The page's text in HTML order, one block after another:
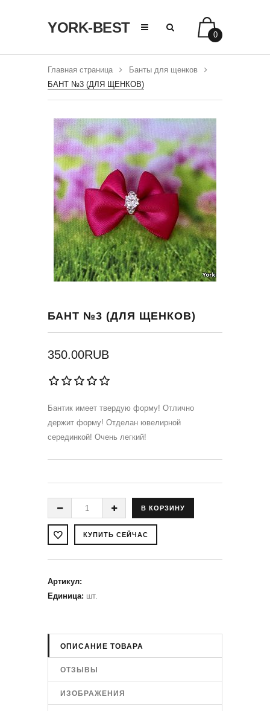
YORK-BEST 0
Главная страница
Банты для щенков
БАНТ №3 (ДЛЯ ЩЕНКОВ)
БАНТ №3 (ДЛЯ ЩЕНКОВ)
350.00RUB
Бантик имеет твердую форму! Отлично
держит форму! Отделан ювелирной
серединкой! Очень легкий!
Артикул:
Единица: шт.
ОПИСАНИЕ ТОВАРА
ОТЗЫВЫ
ИЗОБРАЖЕНИЯ